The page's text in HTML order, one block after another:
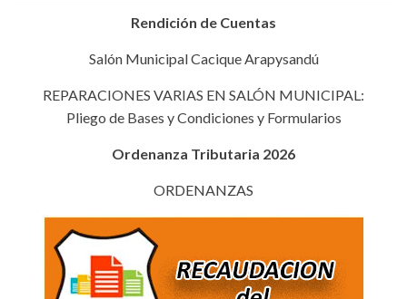
Rendición de Cuentas
Salón Municipal Cacique Arapysandú
REPARACIONES VARIAS EN SALÓN MUNICIPAL:
Pliego de Bases y Condiciones y Formularios
Ordenanza Tributaria 2026
ORDENANZAS